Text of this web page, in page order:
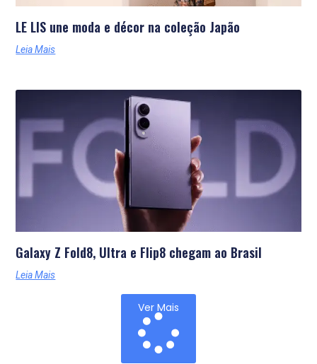
LE LIS une moda e décor na coleção Japão
Leia Mais
Galaxy Z Fold8, Ultra e Flip8 chegam ao Brasil
Leia Mais
Ver Mais